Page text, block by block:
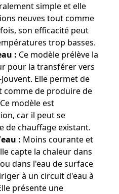
simple et elle
neuves tout comme
son efficacité peut
trop basses.
: Ce modèle prélève la
pour la transférer vers
Elle permet de
comme de produire de
modèle est
car il peut se
de chauffage existant.
: Moins courante et
capte la chaleur dans
dans l'eau de surface
à un circuit d'eau à
présente une